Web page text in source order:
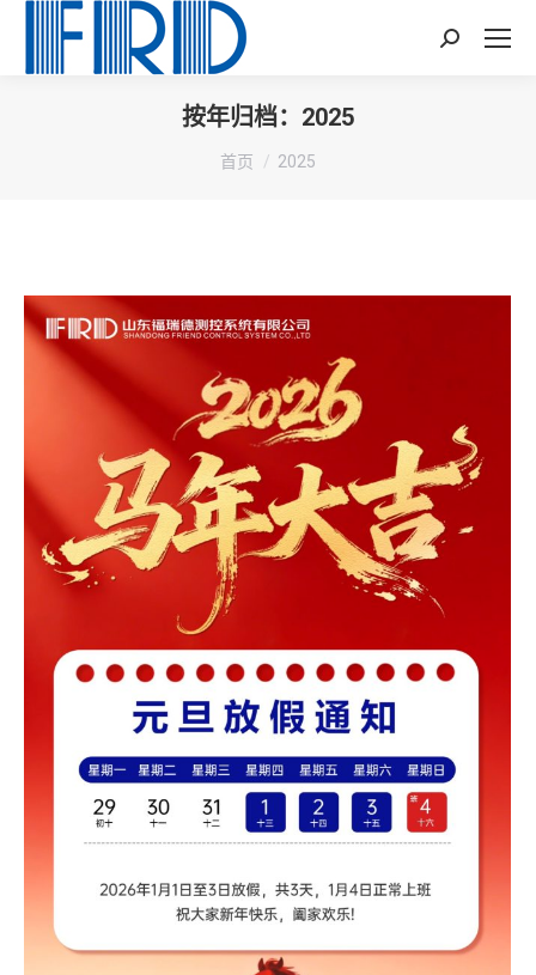
Search:
按年归档： 2025
首页 2025